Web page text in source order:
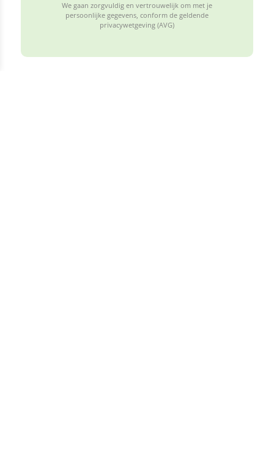
We gaan zorgvuldig en vertrouwelijk om met je
persoonlijke gegevens, conform de geldende
privacywetgeving (AVG)